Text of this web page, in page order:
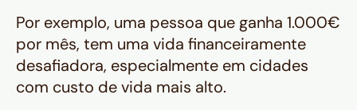
Por exemplo, uma pessoa que ganha 1.000€
por mês, tem uma vida financeiramente
desafiadora, especialmente em cidades
com custo de vida mais alto.